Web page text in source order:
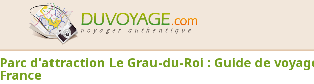
Parc d'attraction Le Grau-du-Roi : Guide de
France